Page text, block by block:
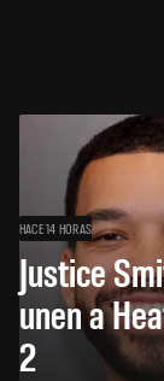
HACE 14 HORAS
Justice
unen a
2